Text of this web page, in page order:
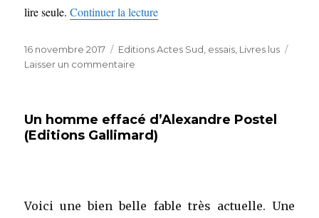
lire seule.Continuer la lecturede « De l’ardeur de Justine
Publié
le
16 novembre 2017 Catégories
Editions Actes Sud essais Livres lus
Laisser un commentaire
Justine
Augier
Un homme effacé d’Alexandre Postel
(Editions Gallimard)
Voici une bien belle fable très actuelle. Une